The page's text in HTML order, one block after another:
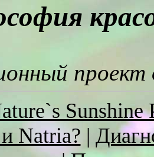
проект
Sunshine
Natria? |